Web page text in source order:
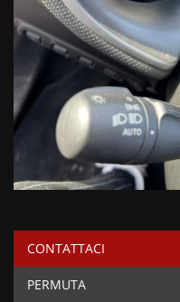
CONTATTACI
PERMUTA